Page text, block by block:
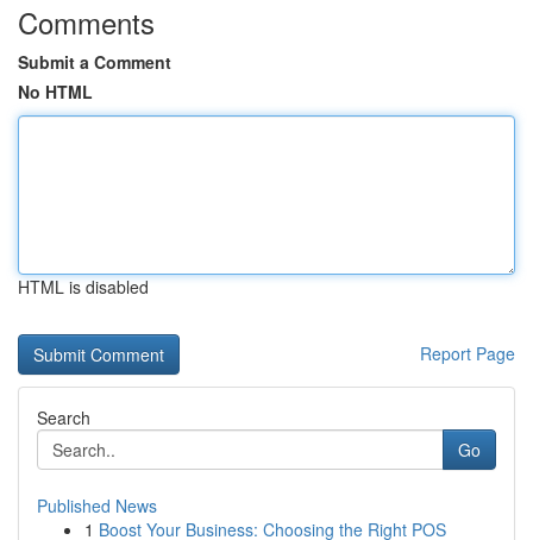
Comments
Submit a Comment
No HTML
HTML is disabled
Report Page
Search
Go
Published News
1 Boost Your Business: Choosing the Right POS